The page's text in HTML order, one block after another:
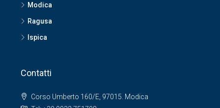
Modica
Ragusa
Ispica
Contatti
Corso Umberto 160/E, 97015. Modica